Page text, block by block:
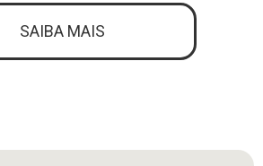
SAIBA MAIS